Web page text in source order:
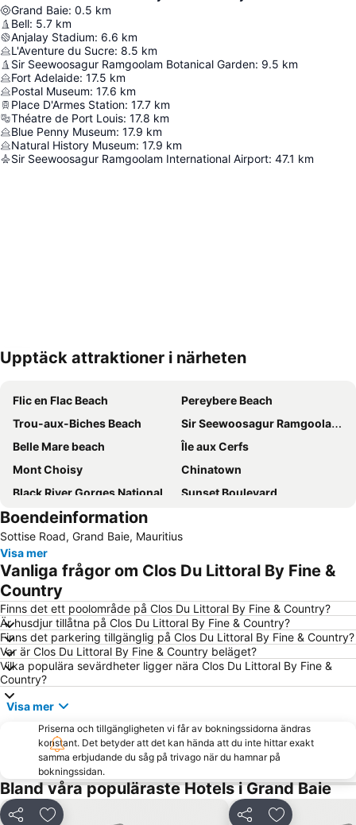
Grand Baie: 0.5 km
Bell: 5.7 km
Anjalay Stadium: 6.6 km
L'Aventure du Sucre: 8.5 km
Sir Seewoosagur Ramgoolam Botanical Garden: 9.5 km
Fort Adelaide: 17.5 km
Postal Museum: 17.6 km
Place D'Armes Station: 17.7 km
Théatre de Port Louis: 17.8 km
Blue Penny Museum: 17.9 km
Natural History Museum: 17.9 km
Sir Seewoosagur Ramgoolam International Airport: 47.1 km
Förstora kartan
Upptäck attraktioner i närheten
Flic en Flac Beach
Pereybere Beach
Trou-aux-Biches Beach
Sir Seewoosagur Ramgoolam International Airport
Belle Mare beach
Île aux Cerfs
Mont Choisy
Chinatown
Black River Gorges National Park
Sunset Boulevard
Coin de Mire
Natural History Museum Mauritius
Casela & Yemen Park
Boendeinformation
Sottise Road, Grand Baie, Mauritius
Visa mer
Vanliga frågor om Clos Du Littoral By Fine &
Country
Finns det ett poolområde på Clos Du Littoral By Fine & Country?
Är husdjur tillåtna på Clos Du Littoral By Fine & Country?
Finns det parkering tillgänglig på Clos Du Littoral By Fine & Country?
Var är Clos Du Littoral By Fine & Country beläget?
Vilka populära sevärdheter ligger nära Clos Du Littoral By Fine &
Country?
Visa mer
Priserna och tillgängligheten vi får av bokningssidorna ändras
konstant. Det betyder att det kan hända att du inte hittar exakt
samma erbjudande du såg på trivago när du hamnar på
bokningssidan.
Bland våra populäraste Hotels i Grand Baie
Dela Dela